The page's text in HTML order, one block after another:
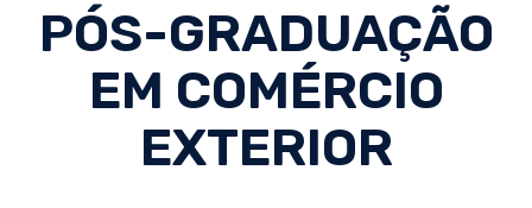
PÓS-GRADUAÇÃO
EM COMÉRCIO
EXTERIOR